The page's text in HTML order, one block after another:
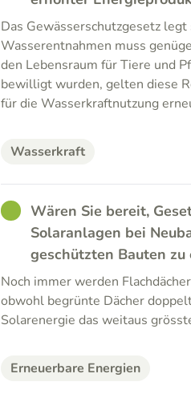
Das Gewässerschutzgesetz
Wasserentnahmen muss
den Lebensraum für Tiere und
bewilligt wurden, gelten diese
für die Wasserkraftnutzung
Wasserkraft
GOODWären Sie bereit,
Solaranlagen bei
geschützten Bauten zu
Noch immer werden
obwohl begrünte Dächer
Solarenergie das weitaus
Erneuerbare Energien